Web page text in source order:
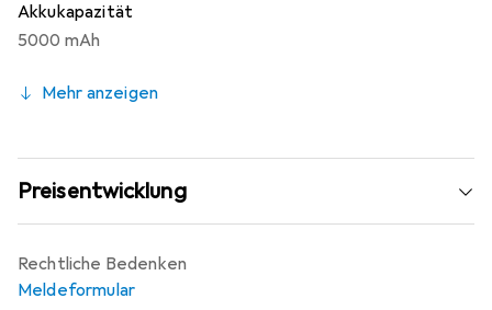
Akkukapazität
5000 mAh
Mehr anzeigen
Preisentwicklung
Rechtliche Bedenken
Meldeformular